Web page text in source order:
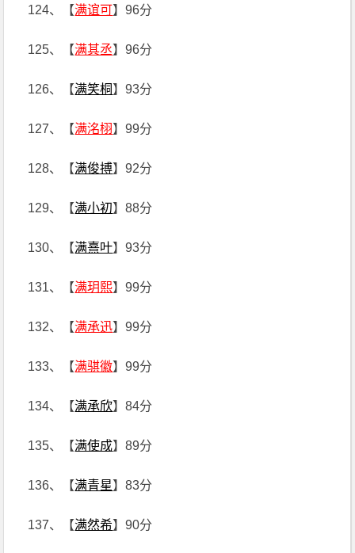
124、【满谊可】96分
125、【满其丞】96分
126、【满笑桐 】93分
127、【满洺栩】99分
128、【满俊搏】92分
129、【满小初】88分
130、【满熹叶】93分
131、【满玥熙】99分
132、【满承迅】99分
133、【满骐徽】99分
134、【满承欣】84分
135、【满使成】89分
136、【满青星】83分
137、【满然希】90分